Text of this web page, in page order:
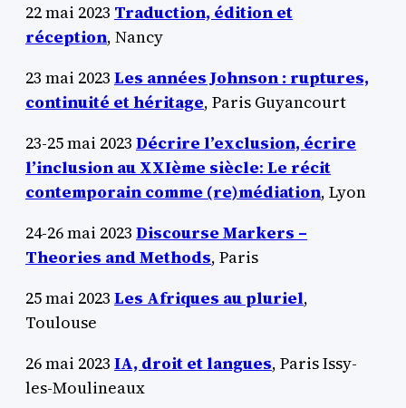
22 mai 2023 Traduction, édition et
réception, Nancy
23 mai 2023 Les années Johnson : ruptures,
continuité et héritage, Paris Guyancourt
23-25 mai 2023 Décrire l’exclusion, écrire
l’inclusion au XXIème siècle: Le récit
contemporain comme (re)médiation, Lyon
24-26 mai 2023 Discourse Markers –
Theories and Methods, Paris
25 mai 2023 Les Afriques au pluriel,
Toulouse
26 mai 2023 IA, droit et langues, Paris Issy-
les-Moulineaux